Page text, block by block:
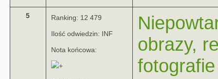
5 Ranking: 12 479
Ilość odwiedzin: INF
Nota końcowa:
obrazy,
fotografie